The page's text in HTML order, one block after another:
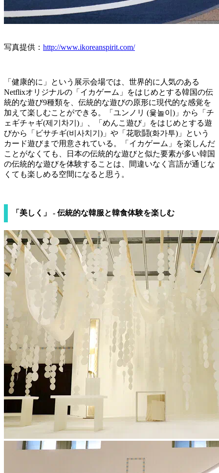
写真提供： http://www.ikoreanspirit.com/
「健康的に」という展示会場では、世界的に人気のある
Netflixオリジナルの「イカゲーム」をはじめとする韓国の伝
統的な遊び9種類を、伝統的な遊びの原形に現代的な感覚を
加えて楽しむことができる。「ユンノリ (윷놀이)」から
「 チ
ェギチャギ(제기차기 )」、「 めんこ遊び」
をはじめとする遊
びから「 ビサチギ(비사치기 )」 や「 花歌鬪(화가투)」という
カード遊びまで用意されている。「イカゲーム」を楽しんだ
ことがなくても、日本の伝統的な遊びと似た要素が多い韓国
の伝統的な遊びを体験することは、間違いなく言語が通じな
くても楽しめる空間になると思う。
「美しく」 - 伝統的な韓服と韓食体験を楽しむ